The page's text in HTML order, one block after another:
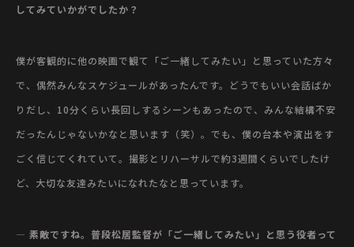
してみていかがでしたか？
僕が客観的に他の映画で観て「ご一緒してみたい」と思っていた方々
で、偶然みんなスケジュールがあったんです。どうでもいい会話ばか
りだし、10分くらい長回しするシーンもあったので、みんな結構不安
だったんじゃないかなと思います（笑）。でも、僕の台本や演出をす
ごく信じてくれていて。撮影とリハーサルで約3週間くらいでしたけ
ど、大切な友達みたいになれたなと思っています。
— 素敵ですね。普段松居監督が「ご一緒してみたい」と思う役者って